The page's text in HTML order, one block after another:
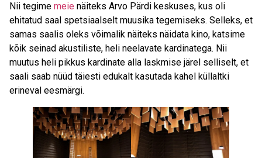
Nii tegime meie näiteks Arvo Pärdi keskuses, kus oli
ehitatud saal spetsiaalselt muusika tegemiseks. Selleks, et
samas saalis oleks võimalik näiteks näidata kino, katsime
kõik seinad akustiliste, heli neelavate kardinatega. Nii
muutus heli pikkus kardinate alla laskmise järel selliselt, et
saali saab nüüd täiesti edukalt kasutada kahel küllaltki
erineval eesmärgi.